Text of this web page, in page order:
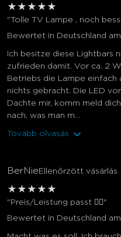
★ ★ ★ ★ ★
"Tolle TV Lampe , noch
Bewertet in Deutschland
Ich besitze diese Lightbars
zufrieden damit. Vor ca. 2
Betriebs die Lampe einfach
nichts gebracht. Die LED
Dachte mir, komm meld
nach, was man m...
Tovább olvasás
BerNie Ellenőrzött vásárlás
★ ★ ★ ★ ★
"Preis/Leistung passt 👍🏻"
Bewertet in Deutschland